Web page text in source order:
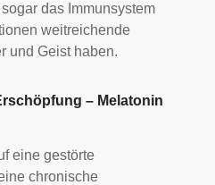
das Immunsystem
weitreichende
und Geist haben.
– Melatonin
eine gestörte
chronische